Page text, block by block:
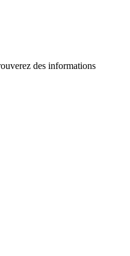
des informations